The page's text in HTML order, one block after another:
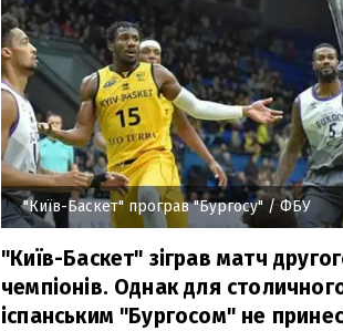
"Київ-Баскет" програв "Бургосу" / ФБУ
"Київ-Баскет" зіграв матч
чемпіонів. Однак для
іспанським "Бургосом" не